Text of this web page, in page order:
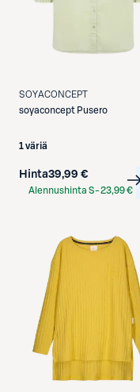
SOYACONCEPT
soyaconcept Pusero
1 väriä
Hinta39,99 €
Alennushinta S-23,99 €